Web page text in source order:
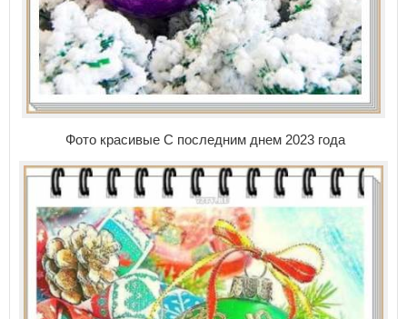
Фото красивые С последним днем 2023 года